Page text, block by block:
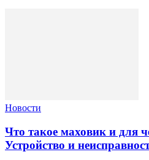
Новости
Что такое маховик и для
Устройство и